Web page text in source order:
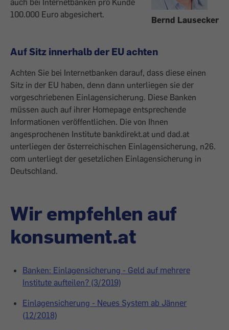
Bernd Lausecker
auch bei Internetbanken pro Kunde
100.000 Euro abgesichert.
Auf Sitz innerhalb der EU achten
Achten Sie bei Internetbanken darauf, dass diese einen
Sitz in der EU haben, denn dann unterliegen sie der
vorgeschriebenen Einlagensicherung. Diese Banken
müssen auch auf ihrer Homepage entsprechende
Informationen veröffentlichen. Die von Ihnen
angesprochenen Institute bankdirekt.at und dad.at
unterliegen der österreichischen Einlagensicherung, n26.
com unterliegt der gesetzlichen Einlagensicherung in
Deutschland.
Wir empfehlen auf
konsument.at
Banken: Einlagensicherung - Geld auf mehrere
Institute aufteilen? (3/2019)
Einlagensicherung - Neues System ab Jänner
(12/2018)